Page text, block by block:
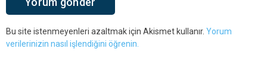
Bu site istenmeyenleri azaltmak için Akismet kullanır. Yorum
verilerinizin nasıl işlendiğini öğrenin.